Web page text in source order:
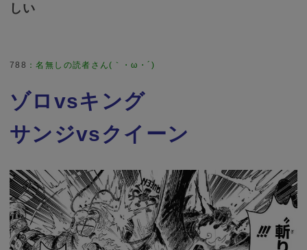
しい
788 ：名無しの読者さん(｀・ω・´)
ゾロvsキング
サンジvsクイーン